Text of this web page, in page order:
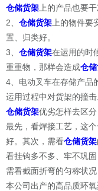
仓储货架 上的产品也要
2、 仓储货架 上的物件要
置、归类好。
3、 仓储货架在运用的时
重重物，那样会造成仓
4、电动叉车在存储产品
运用过程中对货架的撞击
仓储货架优劣怎样去区分
最先，看焊接工艺，这
好。其次，需看仓储货架
看挂钩多不多、牢不巩
需看截面折弯的匀称状
本公司出产的高品质环